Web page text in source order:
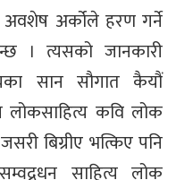
अवशेष अर्कोले हरण गर्ने
। त्यसको जानकारी
सान सौगात कैयौं
लोकसाहित्य कवि लोक
बिग्रीए भत्किए पनि
साहित्य लोक